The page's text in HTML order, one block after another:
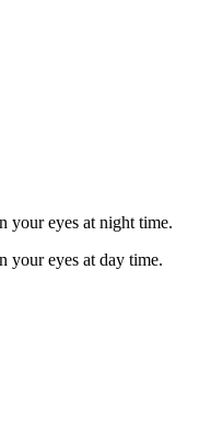
your eyes at night time.
your eyes at day time.